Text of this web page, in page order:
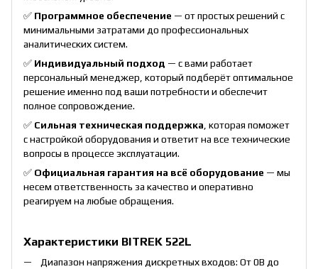
✅ Программное обеспечение — от простых решений с
минимальными затратами до профессиональных
аналитических систем.
✅ Индивидуальный подход — с вами работает
персональный менеджер, который подберёт оптимальное
решение именно под ваши потребности и обеспечит
полное сопровождение.
✅ Сильная техническая поддержка , которая поможет
с настройкой оборудования и ответит на все технические
вопросы в процессе эксплуатации.
✅ Официальная гарантия на всё оборудование — мы
несем ответственность за качество и оперативно
реагируем на любые обращения.
Характеристики BITREK 522L
Диапазон напряжения дискретных входов: От 0В до